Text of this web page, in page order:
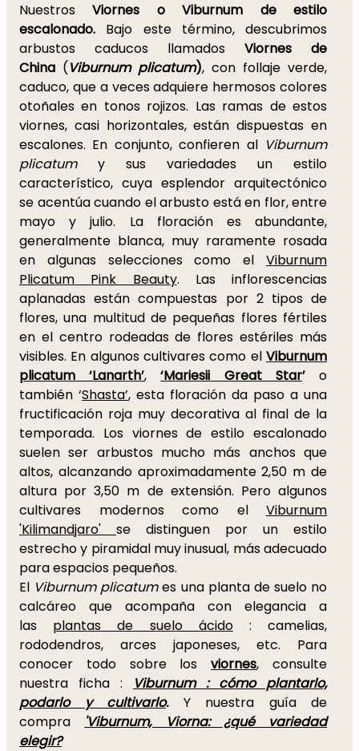
NuestrosViornes o Viburnum de estilo
escalonado. Bajo este término, descubrimos
arbustos caducos llamados Viornes de
China (Viburnum plicatum), con follaje verde,
caduco, que a veces adquiere hermosos colores
otoñales en tonos rojizos. Las ramas de estos
viornes, casi horizontales, están dispuestas en
escalones. En conjunto, confieren al Viburnum
plicatumy sus variedades un estilo
característico, cuya esplendor arquitectónico
se acentúa cuando el arbusto está en flor, entre
mayo y julio. La floración es abundante,
generalmente blanca, muy raramente rosada
en algunas selecciones como el Viburnum
Plicatum Pink Beauty. Las inflorescencias
aplanadas están compuestas por 2 tipos de
flores, una multitud de pequeñas flores fértiles
en el centro rodeadas de flores estériles más
visibles. En algunos cultivares como el Viburnum
plicatum ‘Lanarth’,‘Mariesii Great Star’o
también ‘Shasta’, esta floración da paso a una
fructificación roja muy decorativa al final de la
temporada. Los viornes de estilo escalonado
suelen ser arbustos mucho más anchos que
altos, alcanzando aproximadamente 2,50 m de
altura por 3,50 m de extensión. Pero algunos
cultivares modernos como el Viburnum
'Kilimandjaro' se distinguen por un estilo
estrecho y piramidal muy inusual, más adecuado
para espacios pequeños.
El Viburnum plicatumes una planta de suelo no
calcáreo que acompaña con elegancia a
las plantas de suelo ácido: camelias,
rododendros, arces japoneses, etc. Para
conocer todo sobre losviornes, consulte
nuestra ficha :
Viburnum : cómo plantarlo,
podarlo y cultivarlo.Y nuestra guía de
compra
'Viburnum, Viorna: ¿qué variedad
elegir?